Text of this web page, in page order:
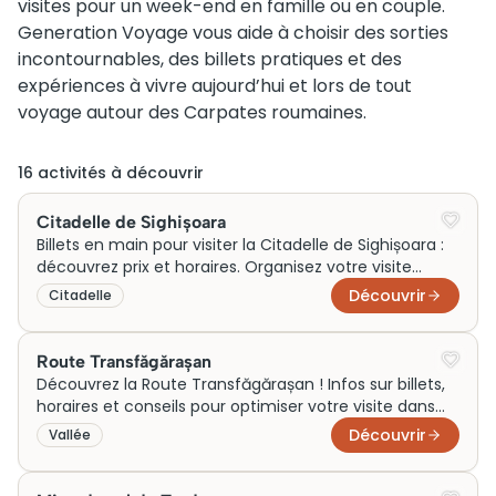
visites pour un week-end en famille ou en couple.
Generation Voyage vous aide à choisir des sorties
incontournables, des billets pratiques et des
expériences à vivre aujourd’hui et lors de tout
voyage autour des Carpates roumaines.
16 activités à découvrir
Citadelle de Sighișoara
Billets en main pour visiter la Citadelle de Sighișoara :
découvrez prix et horaires. Organisez votre visite
incontournable dès maintenant !
Citadelle Découvrir
Route Transfăgărașan
Découvrez la Route Transfăgărașan ! Infos sur billets,
horaires et conseils pour optimiser votre visite dans
les Carpates méridionales.
Vallée Découvrir